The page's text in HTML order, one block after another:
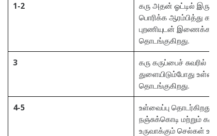
1-2
கரு அதன் ஓட்டில்
பொரிக்க ஆரம்பித்து
புறணியுடன் இணைக்கத்
தொடங்குகிறது.
3
கரு கருப்பைச் சுவரில்
துளையிடும்போது
தொடங்குகிறது.
4-5
உள்வைப்பு தொடர்கிறது,
நஞ்சுக்கொடி மற்றும்
உருவாக்கும் செல்கள்